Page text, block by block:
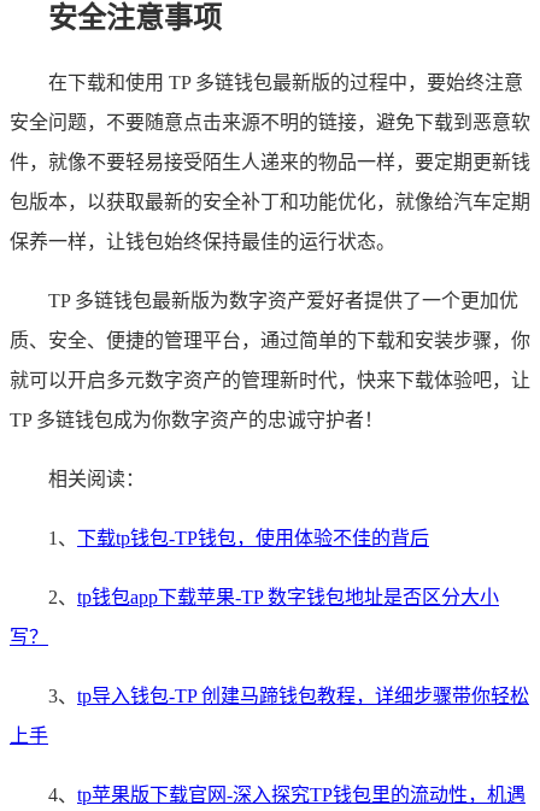
安全注意事项
在下载和使用 TP 多链钱包最新版的过程中，要始终注意
安全问题，不要随意点击来源不明的链接，避免下载到恶意软
件，就像不要轻易接受陌生人递来的物品一样，要定期更新钱
包版本，以获取最新的安全补丁和功能优化，就像给汽车定期
保养一样，让钱包始终保持最佳的运行状态。
TP 多链钱包最新版为数字资产爱好者提供了一个更加优
质、安全、便捷的管理平台，通过简单的下载和安装步骤，你
就可以开启多元数字资产的管理新时代，快来下载体验吧，让
TP 多链钱包成为你数字资产的忠诚守护者！
相关阅读：
1、 下载tp钱包-TP钱包，使用体验不佳的背后
2、 tp钱包app下载苹果-TP 数字钱包地址是否区分大小
写？
3、 tp导入钱包-TP 创建马蹄钱包教程，详细步骤带你轻松
上手
4、 tp苹果版下载官网-深入探究TP钱包里的流动性，机遇